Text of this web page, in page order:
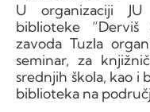
U organizaciji
biblioteke “Derviš
zavoda Tuzla
seminar, za
srednjih škola, kao i
biblioteka na